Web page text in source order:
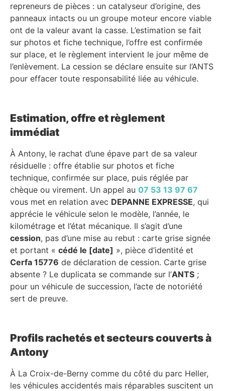
repreneurs de pièces : un catalyseur d’origine, des
panneaux intacts ou un groupe moteur encore viable
ont de la valeur avant la casse. L’estimation se fait
sur photos et fiche technique, l’offre est confirmée
sur place, et le règlement intervient le jour même de
l’enlèvement. La cession se déclare ensuite sur l’ANTS
pour effacer toute responsabilité liée au véhicule.
Estimation, offre et règlement
immédiat
À Antony, le rachat d’une épave part de sa valeur
résiduelle : offre établie sur photos et fiche
technique, confirmée sur place, puis réglée par
chèque ou virement. Un appel au 07 53 13 97 67
vous met en relation avec DEPANNE EXPRESSE, qui
apprécie le véhicule selon le modèle, l’année, le
kilométrage et l’état mécanique. Il s’agit d’une
cession, pas d’une mise au rebut : carte grise signée
et portant « cédé le [date] », pièce d’identité et
Cerfa 15776 de déclaration de cession. Carte grise
absente ? Le duplicata se commande sur l’ANTS ;
pour un véhicule de succession, l’acte de notoriété
sert de preuve.
Profils rachetés et secteurs couverts à
Antony
À La Croix-de-Berny comme du côté du parc Heller,
les véhicules accidentés mais réparables suscitent un